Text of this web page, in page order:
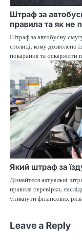
Штраф за
правила та як не
Штраф за автобусну
столиці, кому дозволено
покарання та оскаржити
Який штраф за
Дізнайтеся актуальні
правила перевірки,
уникнути фінансових
Leave a Reply